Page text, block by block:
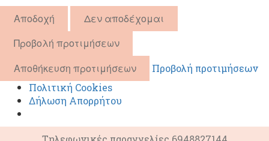
Αποδοχή
Δεν αποδέχομαι
Προβολή προτιμήσεων
Αποθήκευση προτιμήσεων
Προβολή προτιμήσεων
Πολιτική Cookies
Δήλωση Απορρήτου